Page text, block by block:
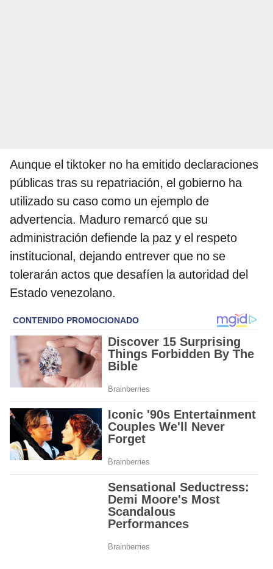
Aunque el tiktoker no ha emitido declaraciones
públicas tras su repatriación, el gobierno ha
utilizado su caso como un ejemplo de
advertencia. Maduro remarcó que su
administración defiende la paz y el respeto
institucional, dejando entrever que no se
tolerarán actos que desafíen la autoridad del
Estado venezolano.